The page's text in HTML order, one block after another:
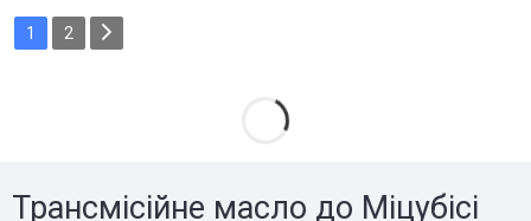
1 2
Трансмісійне масло до Міцубісі